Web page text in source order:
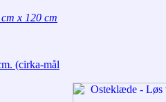
x 120 cm
(cirka-mål